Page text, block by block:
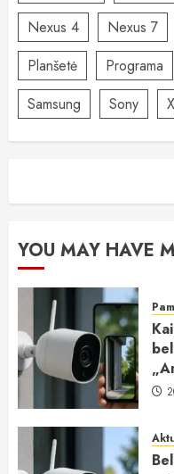
Nexus 4
Nexus 7
Planšetė
Programa
Samsung
Sony
YOU MAY HAVE